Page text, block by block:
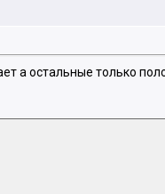
а остальные только